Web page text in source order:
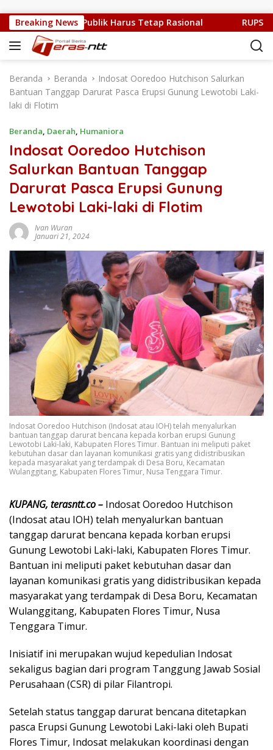
Breaking News
Sulit, Kritik Publik Harus Tetap Rasional RUPS LB
Beranda Beranda
Indosat Ooredoo Hutchison Salurkan
Bantuan Tanggap Darurat Pasca Erupsi Gunung Lewotobi Laki-
laki di Flotim
Beranda, Daerah, Humaniora
Indosat Ooredoo Hutchison
Salurkan Bantuan Tanggap
Darurat Pasca Erupsi Gunung
Lewotobi Laki-laki di Flotim
Ivan Wuran
Januari 21, 2024
Indosat Ooredoo Hutchison (Indosat atau IOH) telah menyalurkan
bantuan tanggap darurat bencana kepada korban erupsi Gunung
Lewotobi Laki-laki, Kabupaten Flores Timur. Bantuan ini meliputi paket
kebutuhan dasar dan layanan komunikasi gratis yang didistribusikan
kepada masyarakat yang terdampak di Desa Boru, Kecamatan
Wulanggitang, Kabupaten Flores Timur, Nusa Tenggara Timur.
KUPANG, terasntt.co – Indosat Ooredoo Hutchison
(Indosat atau IOH) telah menyalurkan bantuan
tanggap darurat bencana kepada korban erupsi
Gunung Lewotobi Laki-laki, Kabupaten Flores Timur.
Bantuan ini meliputi paket kebutuhan dasar dan
layanan komunikasi gratis yang didistribusikan kepada
masyarakat yang terdampak di Desa Boru, Kecamatan
Wulanggitang, Kabupaten Flores Timur, Nusa
Tenggara Timur.
Inisiatif ini merupakan wujud kepedulian Indosat
sekaligus bagian dari program Tanggung Jawab Sosial
Perusahaan (CSR) di pilar Filantropi.
Setelah status tanggap darurat bencana ditetapkan
pasca Erupsi Gunung Lewotobi Laki-laki oleh Bupati
Flores Timur, Indosat melakukan koordinasi dengan